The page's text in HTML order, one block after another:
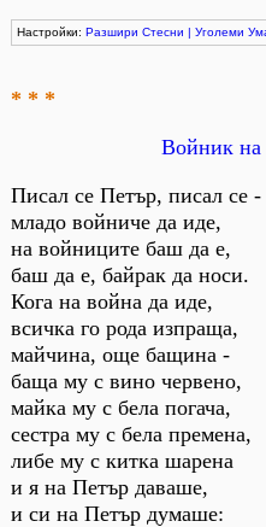
Настройки: Разшири Стесни | Уголеми
* * *
Войник на
Писал се Петър, писал се -
младо войниче да иде,
на войниците баш да е,
баш да е, байрак да носи.
Кога на война да иде,
всичка го рода изпраща,
майчина, още бащина -
баща му с вино червено,
майка му с бела погача,
сестра му с бела премена,
либе му с китка шарена
и я на Петър даваше,
и си на Петър думаше: